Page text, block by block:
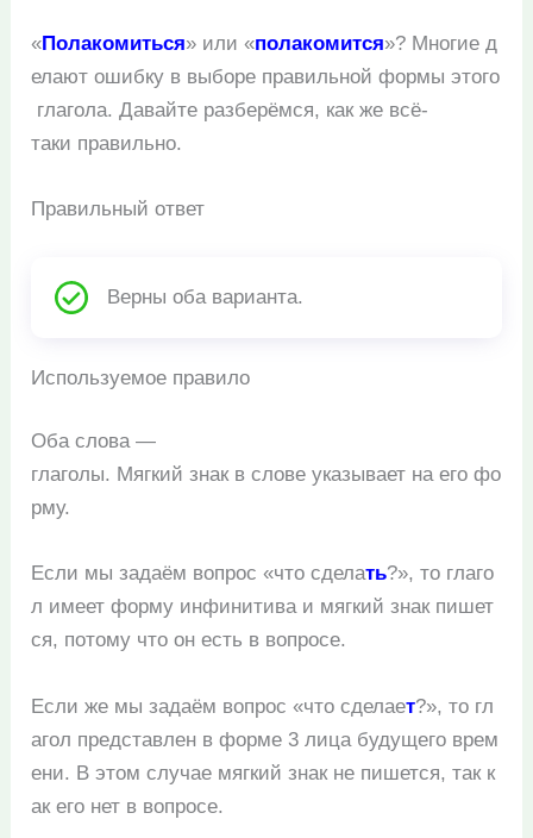
«Полакомиться» или «полакомится»? Многие д
елают ошибку в выборе правильной формы этого
глагола. Давайте разберёмся, как же всё-
таки правильно.
Правильный ответ
Верны оба варианта.
Используемое правило
Оба слова —
глаголы. Мягкий знак в слове указывает на его фо
рму.
Если мы задаём вопрос «что сделать?», то глаго
л имеет форму инфинитива и мягкий знак пишет
ся, потому что он есть в вопросе.
Если же мы задаём вопрос «что сделает?», то гл
агол представлен в форме 3 лица будущего врем
ени. В этом случае мягкий знак не пишется, так к
ак его нет в вопросе.